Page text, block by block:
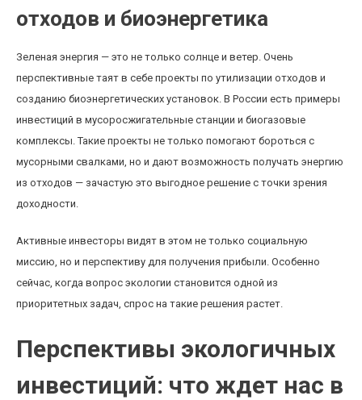
отходов и биоэнергетика
Зеленая энергия — это не только солнце и ветер. Очень
перспективные таят в себе проекты по утилизации отходов и
созданию биоэнергетических установок. В России есть примеры
инвестиций в мусоросжигательные станции и биогазовые
комплексы. Такие проекты не только помогают бороться с
мусорными свалками, но и дают возможность получать энергию
из отходов — зачастую это выгодное решение с точки зрения
доходности.
Активные инвесторы видят в этом не только социальную
миссию, но и перспективу для получения прибыли. Особенно
сейчас, когда вопрос экологии становится одной из
приоритетных задач, спрос на такие решения растет.
Перспективы экологичных
инвестиций: что ждет нас в